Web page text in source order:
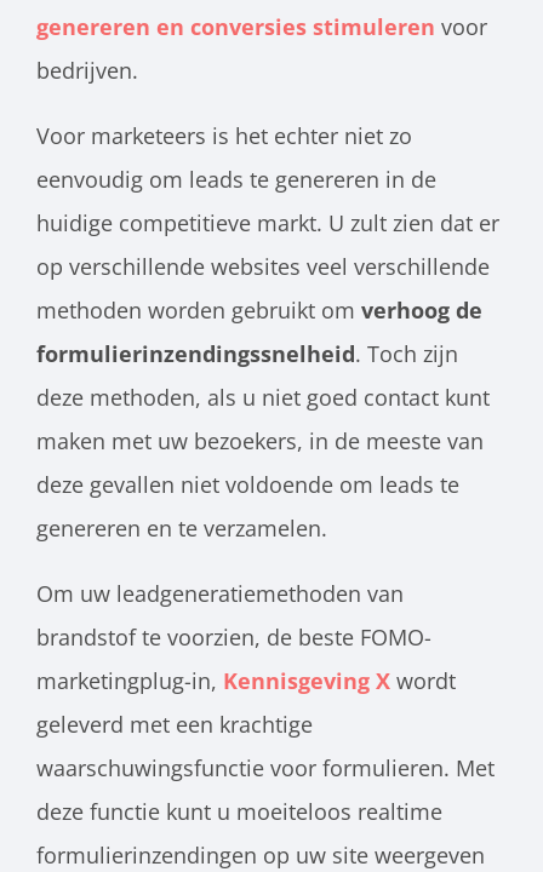
genereren en conversies stimuleren voor
bedrijven.
Voor marketeers is het echter niet zo
eenvoudig om leads te genereren in de
huidige competitieve markt. U zult zien dat er
op verschillende websites veel verschillende
methoden worden gebruikt om verhoog de
formulierinzendingssnelheid. Toch zijn
deze methoden, als u niet goed contact kunt
maken met uw bezoekers, in de meeste van
deze gevallen niet voldoende om leads te
genereren en te verzamelen.
Om uw leadgeneratiemethoden van
brandstof te voorzien, de beste FOMO-
marketingplug-in, Kennisgeving X wordt
geleverd met een krachtige
waarschuwingsfunctie voor formulieren. Met
deze functie kunt u moeiteloos realtime
formulierinzendingen op uw site weergeven